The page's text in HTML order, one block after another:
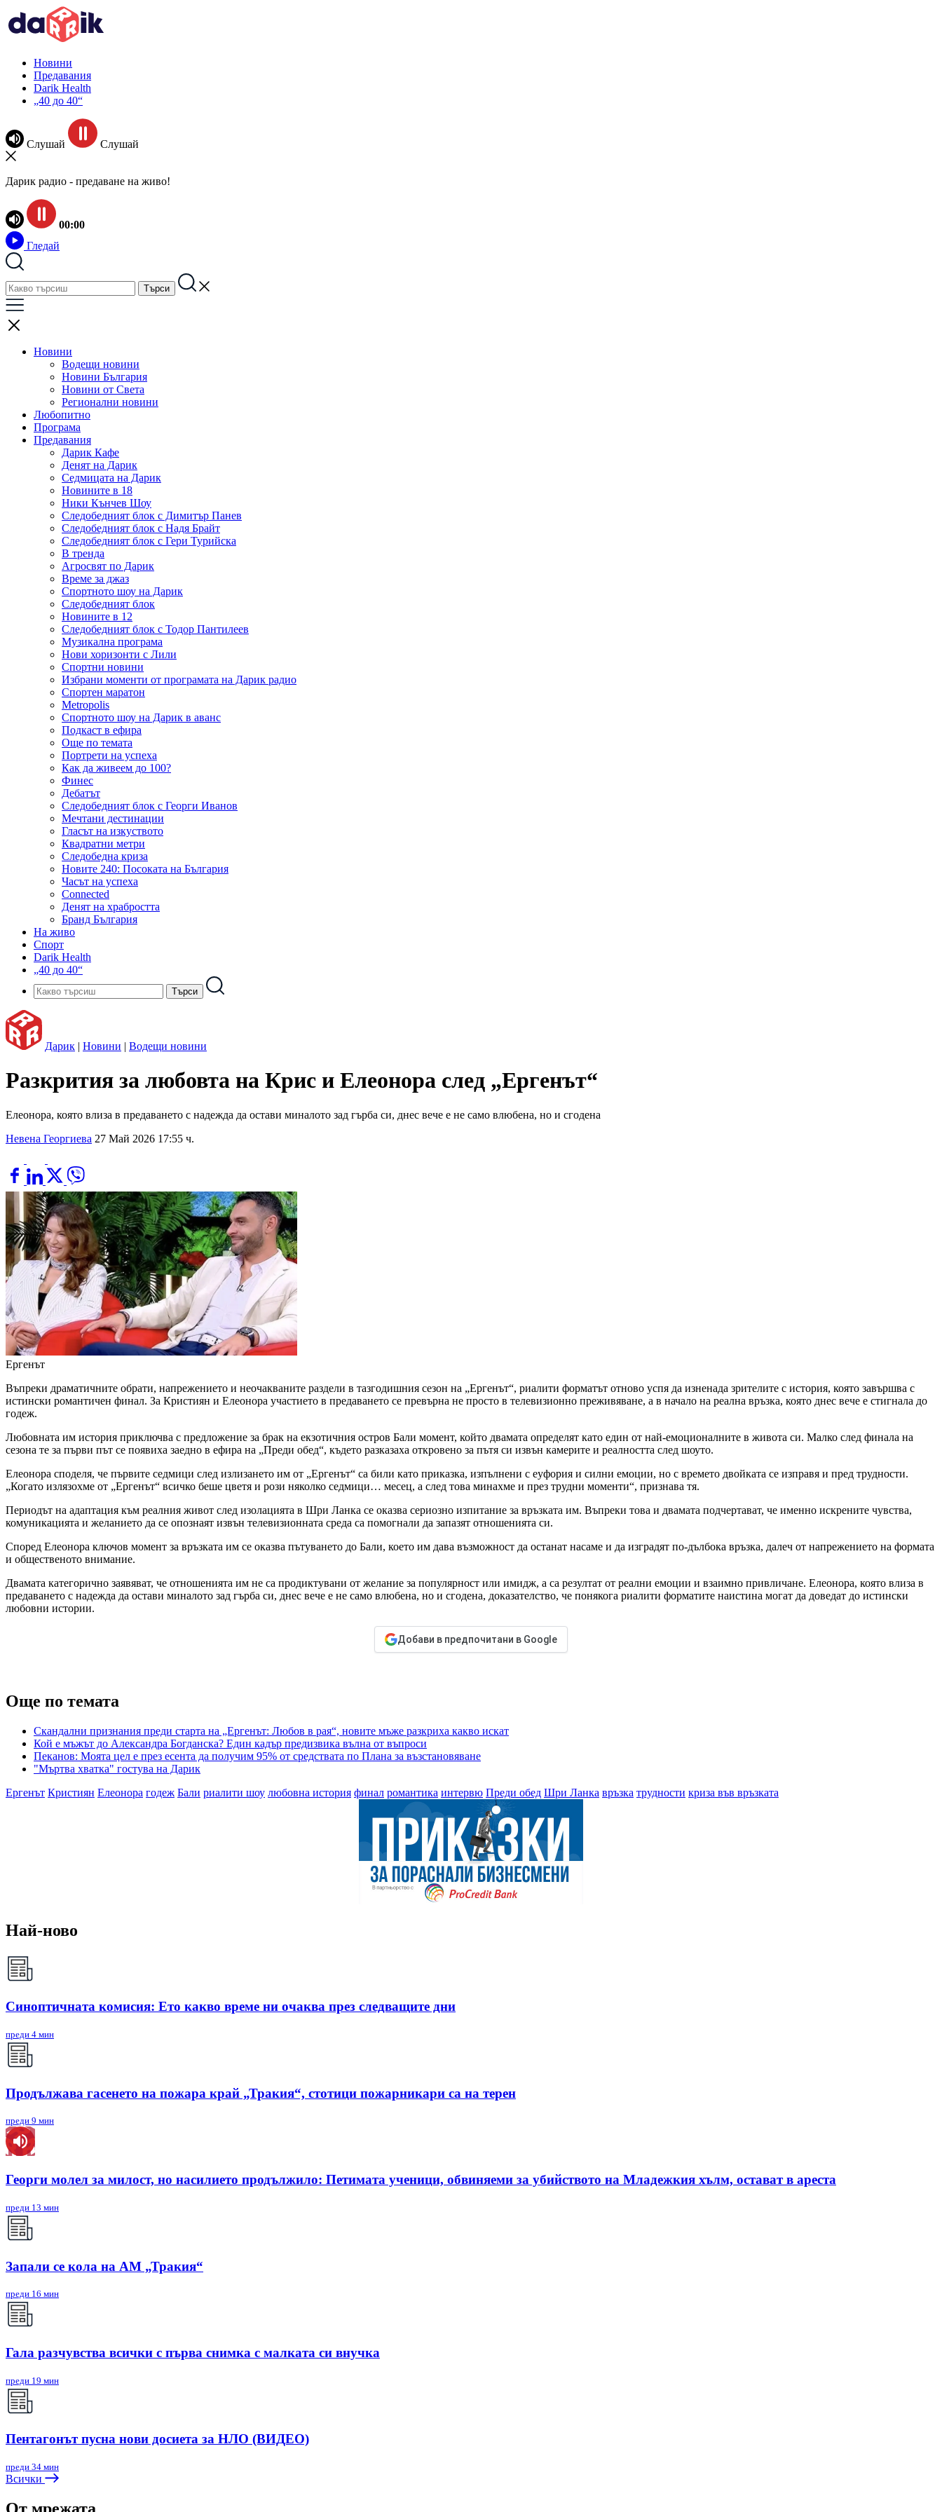
Новини
Предавания
Darik Health
„40 до 40“
Слушай Слушай
Дарик радио - предаване на живо!
00:00
Гледай
Новини
Водещи новини
Новини България
Новини от Света
Регионални новини
Любопитно
Програма
Предавания
Дарик Кафе
Денят на Дарик
Седмицата на Дарик
Новините в 18
Ники Кънчев Шоу
Следобедният блок с Димитър Панев
Следобедният блок с Надя Брайт
Следобедният блок с Гери Турийска
В тренда
Агросвят по Дарик
Време за джаз
Спортното шоу на Дарик
Следобедният блок
Новините в 12
Следобедният блок с Тодор Пантилеев
Музикална програма
Нови хоризонти с Лили
Спортни новини
Избрани моменти от програмата на Дарик радио
Спортен маратон
Metropolis
Спортното шоу на Дарик в аванс
Подкаст в ефира
Още по темата
Портрети на успеха
Как да живеем до 100?
Финес
Дебатът
Следобедният блок с Георги Иванов
Мечтани дестинации
Гласът на изкуството
Квадратни метри
Следобедна криза
Новите 240: Посоката на България
Часът на успеха
Connected
Денят на храбростта
Бранд България
На живо
Спорт
Darik Health
„40 до 40“
Дарик | Новини | Водещи новини
Разкрития за любовта на Крис и Елеонора след „Ергенът“
Елеонора, която влиза в предаването с надежда да остави миналото зад гърба си, днес вече е не само влюбена, но и сгодена
Невена Георгиева 27 Май 2026 17:55 ч.
Ергенът
Въпреки драматичните обрати, напрежението и неочакваните раздели в тазгодишния сезон на „Ергенът“, риалити форматът отново успя да изненада зрителите с история, която завършва с
истински романтичен финал. За Кристиян и Елеонора участието в предаването се превърна не просто в телевизионно преживяване, а в начало на реална връзка, която днес вече е стигнала до
годеж.
Любовната им история приключва с предложение за брак на екзотичния остров Бали момент, който двамата определят като един от най-емоционалните в живота си. Малко след финала на
сезона те за първи път се появиха заедно в ефира на „Преди обед“, където разказаха откровено за пътя си извън камерите и реалността след шоуто.
Елеонора споделя, че първите седмици след излизането им от „Ергенът“ са били като приказка, изпълнени с еуфория и силни емоции, но с времето двойката се изправя и пред трудности.
„Когато излязохме от „Ергенът“ всичко беше цветя и рози няколко седмици… месец, а след това минахме и през трудни моменти“, признава тя.
Периодът на адаптация към реалния живот след изолацията в Шри Ланка се оказва сериозно изпитание за връзката им. Въпреки това и двамата подчертават, че именно искрените чувства,
комуникацията и желанието да се опознаят извън телевизионната среда са помогнали да запазят отношенията си.
Според Елеонора ключов момент за връзката им се оказва пътуването до Бали, което им дава възможност да останат насаме и да изградят по-дълбока връзка, далеч от напрежението на формата
и общественото внимание.
Двамата категорично заявяват, че отношенията им не са продиктувани от желание за популярност или имидж, а са резултат от реални емоции и взаимно привличане. Елеонора, която влиза в
предаването с надежда да остави миналото зад гърба си, днес вече е не само влюбена, но и сгодена, доказателство, че понякога риалити форматите наистина могат да доведат до истински
любовни истории.
Добави в предпочитани в Google
Още по темата
Скандални признания преди старта на „Ергенът: Любов в рая“, новите мъже разкриха какво искат
Кой е мъжът до Александра Богданска? Един кадър предизвика вълна от въпроси
Пеканов: Моята цел е през есента да получим 95% от средствата по Плана за възстановяване
"Мъртва хватка" гостува на Дарик
Ергенът Кристиян Елеонора годеж Бали риалити шоу любовна история финал романтика интервю Преди обед Шри Ланка връзка трудности криза във връзката
Най-ново
Синоптичната комисия: Ето какво време ни очаква през следващите дни
преди 4 мин
Продължава гасенето на пожара край „Тракия“, стотици пожарникари са на терен
преди 9 мин
Георги молел за милост, но насилието продължило: Петимата ученици, обвиняеми за убийството на Младежкия хълм, остават в ареста
преди 13 мин
Запали се кола на АМ „Тракия“
преди 16 мин
Гала разчувства всички с първа снимка с малката си внучка
преди 19 мин
Пентагонът пусна нови досиета за НЛО (ВИДЕО)
преди 34 мин
Всички